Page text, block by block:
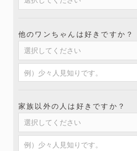
他のワンちゃんは好きですか？
家族以外の人は好きですか？